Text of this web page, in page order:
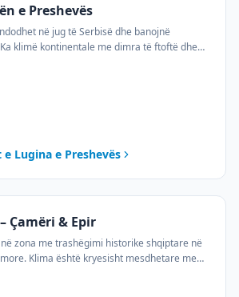
e Preshevës
në jug të Serbisë dhe banojnë
klimë kontinentale me dimra të ftoftë dhe
e Lugina e Preshevës
Çamëri & Epir
zona me trashëgimi historike shqiptare në
Klima është kryesisht mesdhetare me